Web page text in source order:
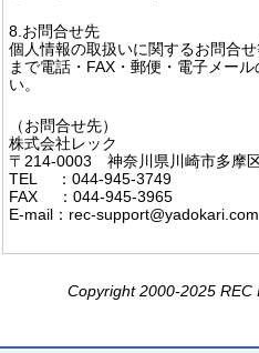
8.お問合せ先
個人情報の取扱いに関するお問合
まで電話・FAX・郵便・電子メー
い。
（お問合せ先）
株式会社レック
〒214-0003 神奈川県川崎市多摩
TEL ：044-945-3749
FAX ：044-945-3965
E-mail：rec-support@yadokari.com
Copyright 2000-2025 REC